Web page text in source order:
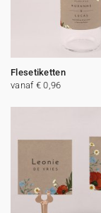
Flesetiketten
vanaf € 0,96